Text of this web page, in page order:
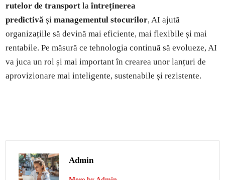
rutelor de transport laîntreținerea
predictivă șimanagementul stocurilor, AI ajută
organizațiile să devină mai eficiente, mai flexibile și mai
rentabile. Pe măsură ce tehnologia continuă să evolueze, AI
va juca un rol și mai important în crearea unor lanțuri de
aprovizionare mai inteligente, sustenabile și rezistente.
Admin